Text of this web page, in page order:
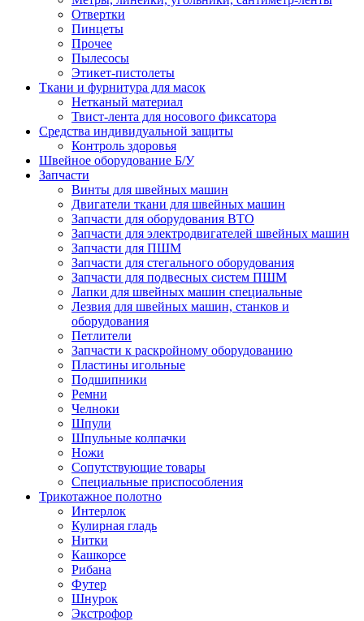
Отвертки
Пинцеты
Прочее
Пылесосы
Этикет-пистолеты
Ткани и фурнитура для масок
Нетканый материал
Твист-лента для носового фиксатора
Средства индивидуальной защиты
Контроль здоровья
Швейное оборудование Б/У
Запчасти
Винты для швейных машин
Двигатели ткани для швейных машин
Запчасти для оборудования ВТО
Запчасти для электродвигателей швейных машин
Запчасти для ПШМ
Запчасти для стегального оборудования
Запчасти для подвесных систем ПШМ
Лапки для швейных машин специальные
Лезвия для швейных машин, станков и
оборудования
Петлители
Запчасти к раскройному оборудованию
Пластины игольные
Подшипники
Ремни
Челноки
Шпули
Шпульные колпачки
Ножи
Сопутствующие товары
Специальные приспособления
Трикотажное полотно
Интерлок
Кулирная гладь
Нитки
Кашкорсе
Рибана
Футер
Шнурок
Экстрофор